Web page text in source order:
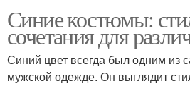
Синие костюмы:
сочетания для
Синий цвет всегда был одним из
мужской одежде. Он выглядит